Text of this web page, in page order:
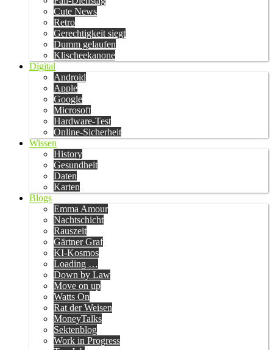
Cute News
Retro
Gerechtigkeit siegt
Dumm gelaufen
Klischeekanone
Digital
Android
Apple
Google
Microsoft
Hardware-Test
Online-Sicherheit
Wissen
History
Gesundheit
Daten
Karten
Blogs
Emma Amour
Nachtschicht
Rauszeit
Gärtner Graf
KI-Kosmos
Loading …
Down by Law
Move on up
Watts On
Rat der Weisen
MoneyTalks
Sektenblog
Work in Progress